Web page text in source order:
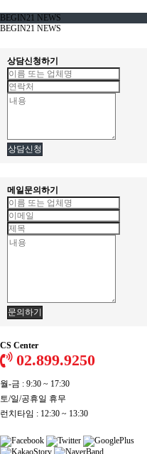
BEGIN21 NEWS
BEGIN21 NEWS
상담신청하기
상담신청
메일문의하기
문의하기
CS Center
02.899.9250
월-금 : 9:30 ~ 17:30
토/일/공휴일 휴무
런치타임 : 12:30 ~ 13:30